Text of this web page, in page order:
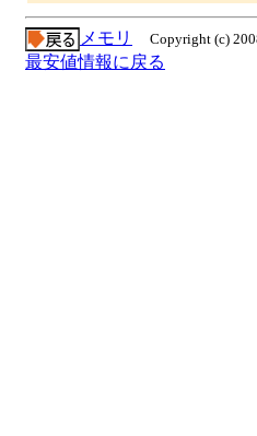
Copyright (c)
メモリ
最安値情報に戻る